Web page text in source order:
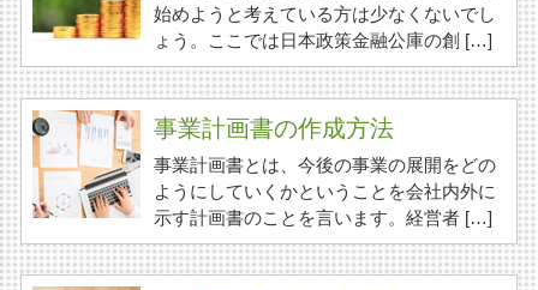
始めようと考えている方は少なくないでし
ょう。ここでは日本政策金融公庫の創 […]
事業計画書の作成方法
事業計画書とは、今後の事業の展開をどの
ようにしていくかということを会社内外に
示す計画書のことを言います。経営者 […]